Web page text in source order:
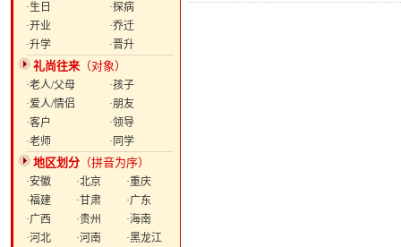
·生日
·探病
·开业
·乔迁
·升学
·晋升
礼尚往来 （对象）
·老人/父母
·孩子
·爱人/情侣
·朋友
·客户
·领导
·老师
·同学
地区划分 （拼音为序）
·安徽 ·北京
·重庆
·福建
·甘肃
·广东
·广西
·贵州
·海南
·河北
·河南
·黑龙江